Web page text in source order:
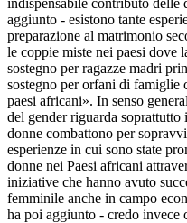
aggiunto - esistono tante
preparazione al matrimonio
le coppie miste nei paesi dove
sostegno per ragazze madri
sostegno per orfani di famiglie
paesi africani». In senso
del gender riguarda
donne combattono per
esperienze in cui sono state
donne nei Paesi africani
iniziative che hanno avuto
femminile anche in campo
ha poi aggiunto - credo invece